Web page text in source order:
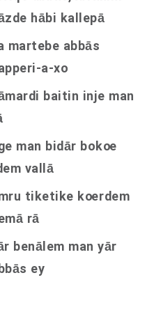
hābi kallepā
martebe abbās
a-xo
baitin inje man
man bidār bokoe
vallā
tiketike koerdem
rā
benālem man yār
ey